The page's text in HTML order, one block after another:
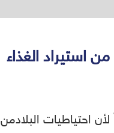
استيراد الغذاء
لأن احتياطيات البلادمن